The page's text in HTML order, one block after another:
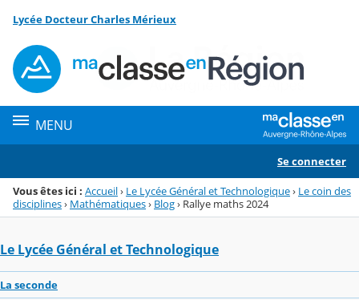
Menu de la rubrique
Contenu
Lycée Docteur Charles Mérieux
MENU
Se connecter
Vous êtes ici : Accueil› Le Lycée Général et Technologique› Le coin des
disciplines› Mathématiques› Blog› Rallye maths 2024
Le Lycée Général et Technologique
La seconde